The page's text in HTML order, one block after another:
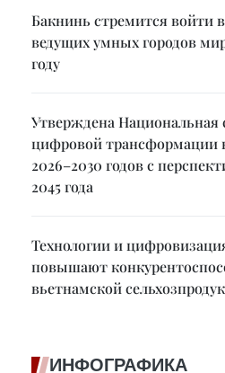
Бакнинь стремится войти
ведущих умных городов
году
Утверждена Национальная
цифровой трансформации
2026–2030 годов с
2045 года
Технологии и
повышают
вьетнамской
ИНФОГРАФИКА